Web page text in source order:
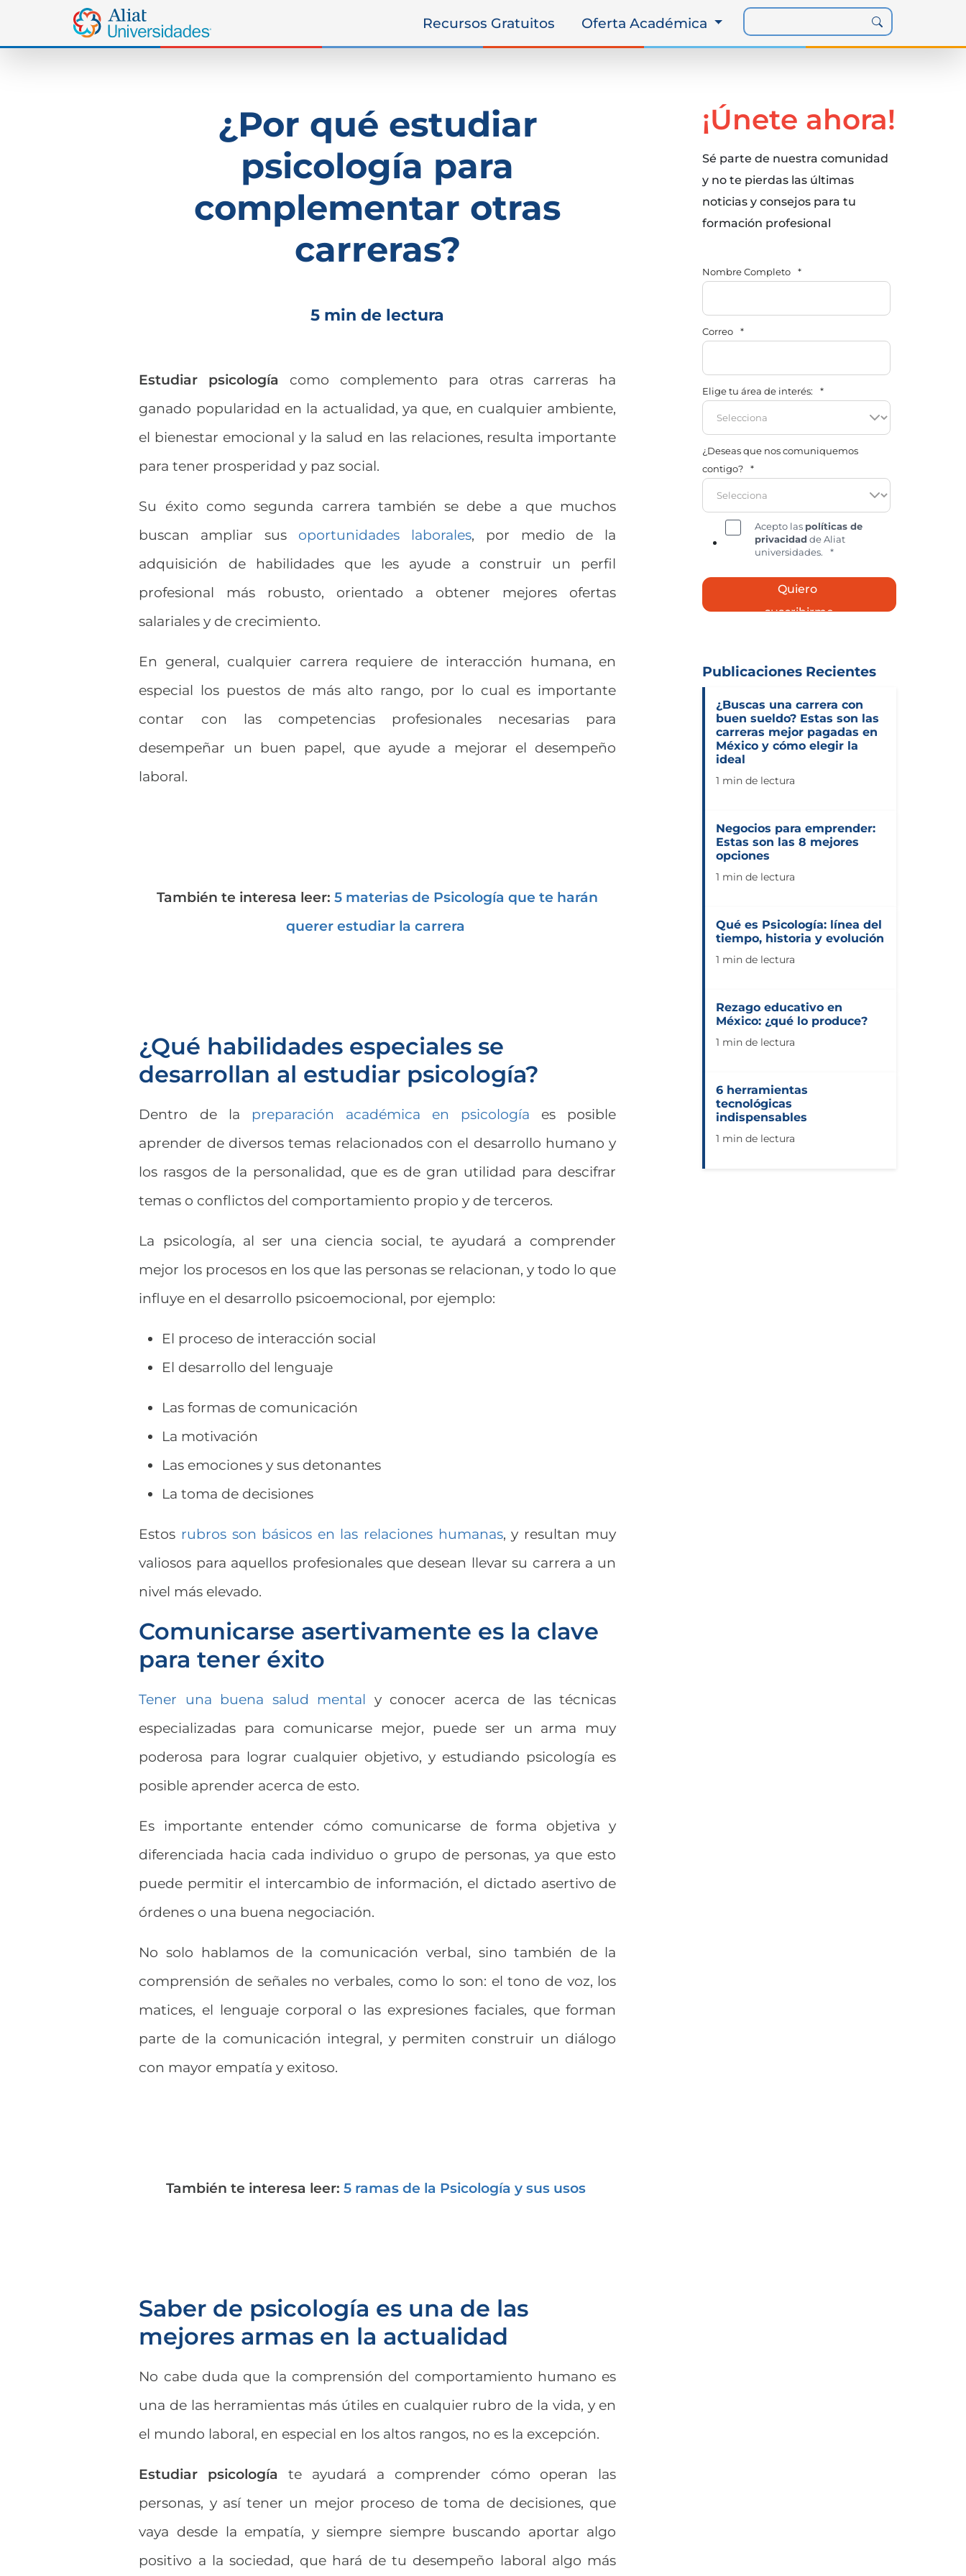
Recursos Gratuitos Oferta Académica
¿Por qué estudiar
psicología para
complementar otras
carreras?
5 min de lectura
Estudiar psicología como complemento para otras carreras ha
ganado popularidad en la actualidad, ya que, en cualquier ambiente,
el bienestar emocional y la salud en las relaciones, resulta importante
para tener prosperidad y paz social.
Su éxito como segunda carrera también se debe a que muchos
buscan ampliar sus oportunidades laborales, por medio de la
adquisición de habilidades que les ayude a construir un perfil
profesional más robusto, orientado a obtener mejores ofertas
salariales y de crecimiento.
En general, cualquier carrera requiere de interacción humana, en
especial los puestos de más alto rango, por lo cual es importante
contar con las competencias profesionales necesarias para
desempeñar un buen papel, que ayude a mejorar el desempeño
laboral.
También te interesa leer:5 materias de Psicología que te harán
querer estudiar la carrera
¿Qué habilidades especiales se
desarrollan al estudiar psicología?
Dentro de la preparación académica en psicología es posible
aprender de diversos temas relacionados con el desarrollo humano y
los rasgos de la personalidad, que es de gran utilidad para descifrar
temas o conflictos del comportamiento propio y de terceros.
La psicología, al ser una ciencia social, te ayudará a comprender
mejor los procesos en los que las personas se relacionan, y todo lo que
influye en el desarrollo psicoemocional, por ejemplo:
El proceso de interacción social
El desarrollo del lenguaje
Las formas de comunicación
La motivación
Las emociones y sus detonantes
La toma de decisiones
Estos rubros son básicos en las relaciones humanas, y resultan muy
valiosos para aquellos profesionales que desean llevar su carrera a un
nivel más elevado.
Comunicarse asertivamente es la clave
para tener éxito
Tener una buena salud mental y conocer acerca de las técnicas
especializadas para comunicarse mejor, puede ser un arma muy
poderosa para lograr cualquier objetivo, y estudiando psicología es
posible aprender acerca de esto.
Es importante entender cómo comunicarse de forma objetiva y
diferenciada hacia cada individuo o grupo de personas, ya que esto
puede permitir el intercambio de información, el dictado asertivo de
órdenes o una buena negociación.
No solo hablamos de la comunicación verbal, sino también de la
comprensión de señales no verbales, como lo son: el tono de voz, los
matices, el lenguaje corporal o las expresiones faciales, que forman
parte de la comunicación integral, y permiten construir un diálogo
con mayor empatía y exitoso.
También te interesa leer: 5 ramas de la Psicología y sus usos
Saber de psicología es una de las
mejores armas en la actualidad
No cabe duda que la comprensión del comportamiento humano es
una de las herramientas más útiles en cualquier rubro de la vida, y en
el mundo laboral, en especial en los altos rangos, no es la excepción.
Estudiar psicología te ayudará a comprender cómo operan las
personas, y así tener un mejor proceso de toma de decisiones, que
vaya desde la empatía, y siempre siempre buscando aportar algo
positivo a la sociedad, que hará de tu desempeño laboral algo más
¡Únete ahora!
Sé parte de nuestra comunidad
y no te pierdas las últimas
noticias y consejos para tu
formación profesional
Nombre Completo *
Correo *
Elige tu área de interés: *
¿Deseas que nos comuniquemos
contigo?
*
Acepto las políticas de
privacidad de Aliat
universidades.
*
Publicaciones Recientes
¿Buscas una carrera con
buen sueldo? Estas son las
carreras mejor pagadas en
México y cómo elegir la
ideal
1 min de lectura
Negocios para emprender:
Estas son las 8 mejores
opciones
1 min de lectura
Qué es Psicología: línea del
tiempo, historia y evolución
1 min de lectura
Rezago educativo en
México: ¿qué lo produce?
1 min de lectura
6 herramientas
tecnológicas
indispensables
1 min de lectura